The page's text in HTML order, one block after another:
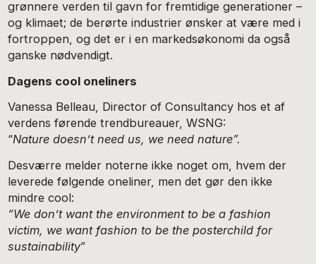
grønnere verden til gavn for fremtidige generationer –
og klimaet; de berørte industrier ønsker at være med i
fortroppen, og det er i en markedsøkonomi da også
ganske nødvendigt.
Dagens cool oneliners
Vanessa Belleau, Director of Consultancy hos et af
verdens førende trendbureauer, WSNG:
“Nature doesn’t need us, we need nature”.
Desværre melder noterne ikke noget om, hvem der
leverede følgende oneliner, men det gør den ikke
mindre cool:
“We don’t want the environment to be a fashion
victim, we want fashion to be the posterchild for
sustainability”